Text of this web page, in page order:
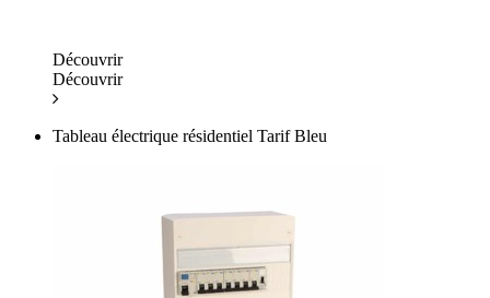
Découvrir
Découvrir
Tableau électrique résidentiel Tarif Bleu